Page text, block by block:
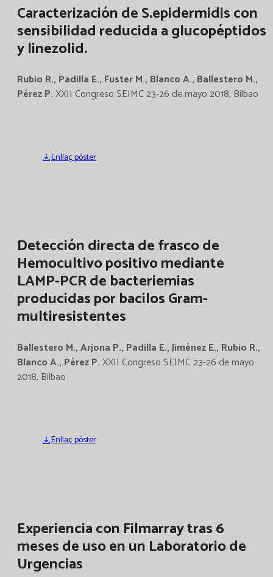
Caracterización de S.epidermidis con
sensibilidad reducida a glucopéptidos
y linezolid.
Rubio R., Padilla E., Fuster M., Blanco A., Ballestero M.,
Pérez P.XXII Congreso SEIMC 23-26 de mayo 2018, Bilbao
Enllaç póster
Detección directa de frasco de
Hemocultivo positivo mediante
LAMP-PCR de bacteriemias
producidas por bacilos Gram-
multiresistentes
Ballestero M., Arjona P., Padilla E., Jiménez E., Rubio R.,
Blanco A., Pérez P.XXII Congreso SEIMC 23-26 de mayo
2018, Bilbao
Enllaç póster
Experiencia con Filmarray tras 6
meses de uso en un Laboratorio de
Urgencias